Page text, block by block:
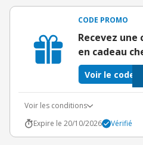
CODE PROMO
Recevez
en cadeau
Voir le code
Voir les conditions
Expire le 20/10/2026
Vérifié